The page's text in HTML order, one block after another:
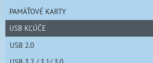
PAMÄŤOVÉ KARTY
USB KĽÚČE
USB 2.0